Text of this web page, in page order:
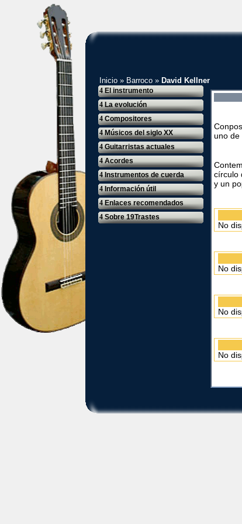
Inicio » Barroco » David Kellner
4El instrumento
4La evolución
4Compositores
4Músicos del siglo XX
4Guitarristas actuales
4Acordes
4Instrumentos de cuerda
4Información útil
4Enlaces recomendados
4Sobre 19Trastes
uno de
círculo
y un
No
No
No
No